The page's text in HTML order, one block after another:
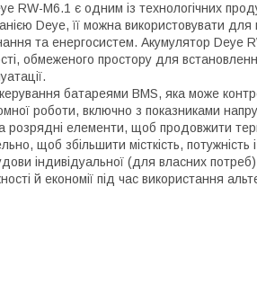
RW-M6.1 є одним із технологічних
Deye, її можна використовувати для
та енергосистем. Акумулятор Deye
обмеженого простору для
батареями BMS, яка може
роботи, включно з показниками
елементи, щоб продовжити
щоб збільшити місткість, потужність
індивідуальної (для власних
й економії під час використання